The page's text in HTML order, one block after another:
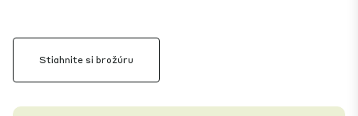
Stiahnite si brožúru